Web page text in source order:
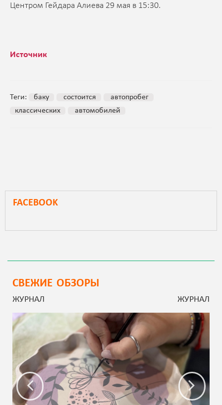
Центром Гейдара Алиева 29 мая в 15:30.
Источник
Теги: баку состоится
автопробег
классических
автомобилей
FACEBOOK
СВЕЖИЕ ОБЗОРЫ
ЖУРНАЛ ЖУРНАЛ